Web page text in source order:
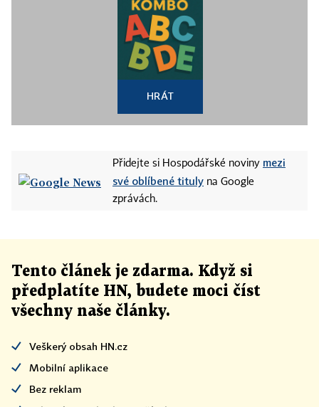
HRÁT
Přidejte si Hospodářské noviny mezi
své oblíbené tituly na Google
zprávách.
Tento článek je zdarma. Když si
předplatíte HN, budete moci číst
všechny naše články.
Veškerý obsah HN.cz
Mobilní aplikace
Bez reklam